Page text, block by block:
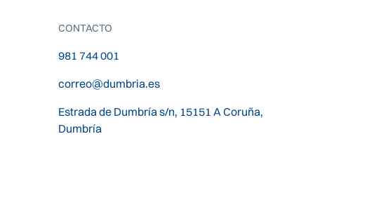
CONTACTO
981 744 001
correo@dumbria.es
Estrada de Dumbría s/n, 15151 A Coruña,
Dumbría